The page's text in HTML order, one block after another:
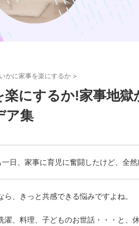
いかに家事を楽にするか >
楽にするか!家事地獄
ア集
日、家事に育児に奮闘したけど、全然
、きっと共感できる悩みですよね。
、料理、子どものお世話・・・と、